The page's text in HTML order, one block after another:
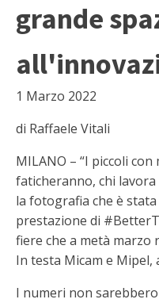
grande
1 Marzo 2022
di Raffaele Vitali
MILANO – “I piccoli
faticheranno, chi
la fotografia che è
prestazione di
fiere che a metà marzo
In testa Micam e Mipel,
I numeri non